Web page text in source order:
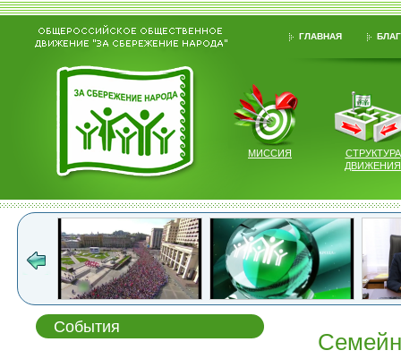
ГЛАВНАЯ
МИССИЯ
СТРУКТУРА
ДВИЖЕНИЯ
События